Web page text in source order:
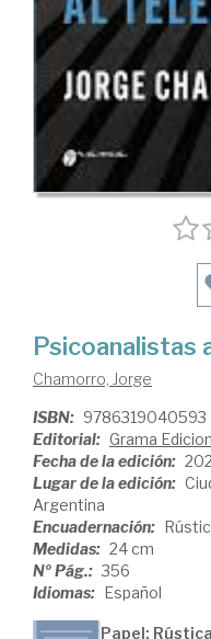
Psicoanalistas
Chamorro, Jorge
ISBN: 9786319040593
Editorial: Grama
Fecha de la edición:
Lugar de la edición:
Argentina
Encuadernación:
Medidas: 24 cm
Nº Pág.: 356
Idiomas: Español
Papel: Rústica